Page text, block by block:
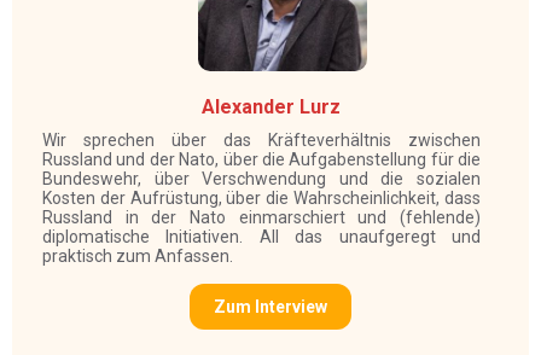
Alexander Lurz
Wir sprechen über das Kräfteverhältnis zwischen
Russland und der Nato, über die Aufgabenstellung für die
Bundeswehr, über Verschwendung und die sozialen
Kosten der Aufrüstung, über die Wahrscheinlichkeit, dass
Russland in der Nato einmarschiert und (fehlende)
diplomatische Initiativen. All das unaufgeregt und
praktisch zum Anfassen.
Zum Interview